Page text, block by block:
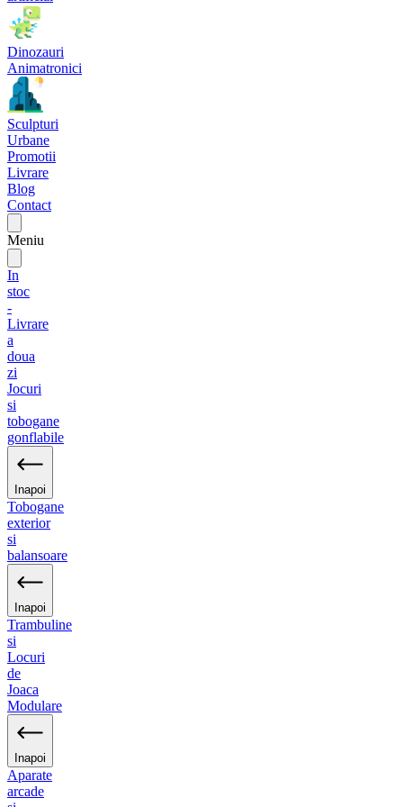
Dinozauri
Animatronici
Sculpturi
Urbane
Promotii
Livrare
Blog
Contact
Meniu
In
stoc
-
Livrare
a
doua
zi
Jocuri
si
tobogane
gonflabile
Inapoi
Tobogane
exterior
si
balansoare
Inapoi
Trambuline
si
Locuri
de
Joaca
Modulare
Inapoi
Aparate
arcade